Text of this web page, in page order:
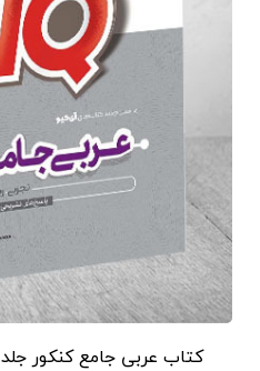
کتاب عربی جامع کنکور جلد 1 سری iQ نظام جدید